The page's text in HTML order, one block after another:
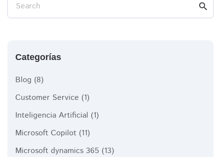
Search search
Categorías
Blog (8)
Customer Service (1)
Inteligencia Artificial (1)
Microsoft Copilot (11)
Microsoft dynamics 365 (13)